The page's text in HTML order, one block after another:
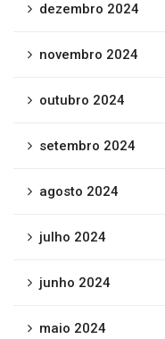
dezembro 2024
novembro 2024
outubro 2024
setembro 2024
agosto 2024
julho 2024
junho 2024
maio 2024